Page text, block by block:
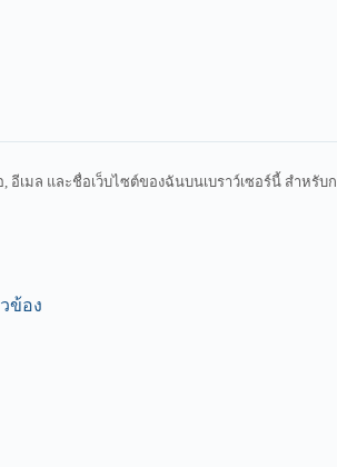
อีเมล และชื่อเว็บไซต์ของฉันบนเบราว์เซอร์นี้ สำหรับ
ข้อง